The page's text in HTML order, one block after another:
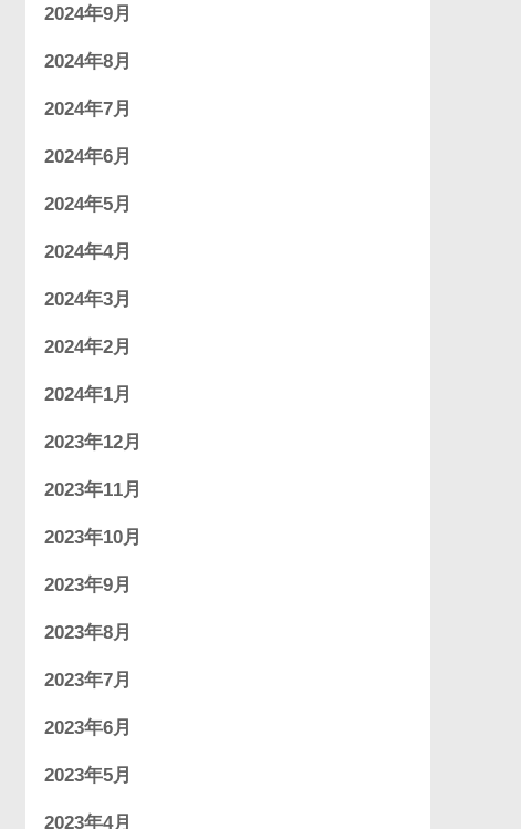
2024年9月
2024年8月
2024年7月
2024年6月
2024年5月
2024年4月
2024年3月
2024年2月
2024年1月
2023年12月
2023年11月
2023年10月
2023年9月
2023年8月
2023年7月
2023年6月
2023年5月
2023年4月